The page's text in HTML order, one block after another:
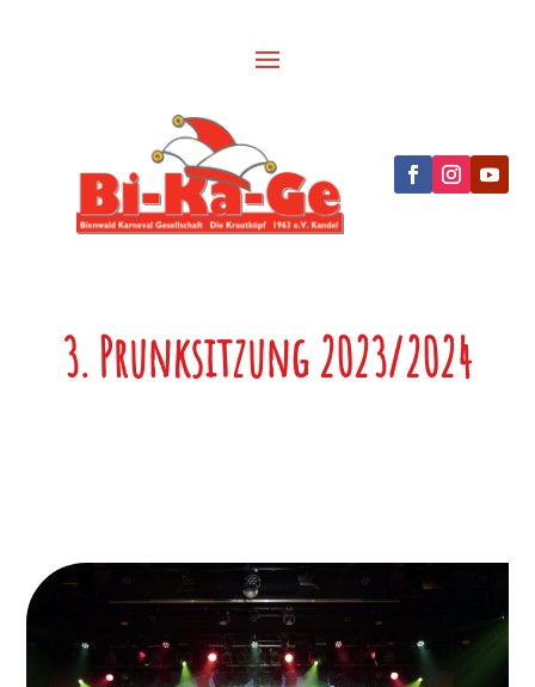
3. Prunksitzung 2023/2024